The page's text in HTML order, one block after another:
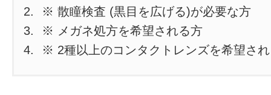
※ 散瞳検査 (黒目を広げる)が必要な方
※ メガネ処方を希望される方
※ 2種以上のコンタクトレンズを希望さ